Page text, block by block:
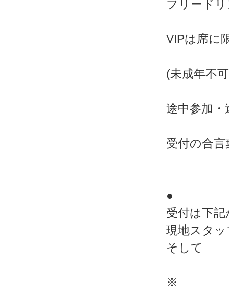
フリード
VIPは席に
(未成年不
途中参加
受付の合
●
受付は下
現地スタ
そして
※